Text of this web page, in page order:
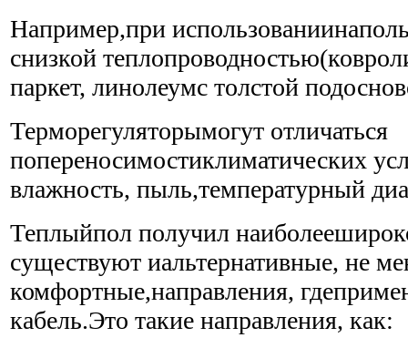
Например,при
снизкой
паркет, линолеумс толстой
Терморегуляторымогут отличаться
попереносимостиклиматических
влажность, пыль,температурный
Теплыйпол получил
существуют иальтернативные, не
комфортные,направления,
кабель.Это такие направления, как: